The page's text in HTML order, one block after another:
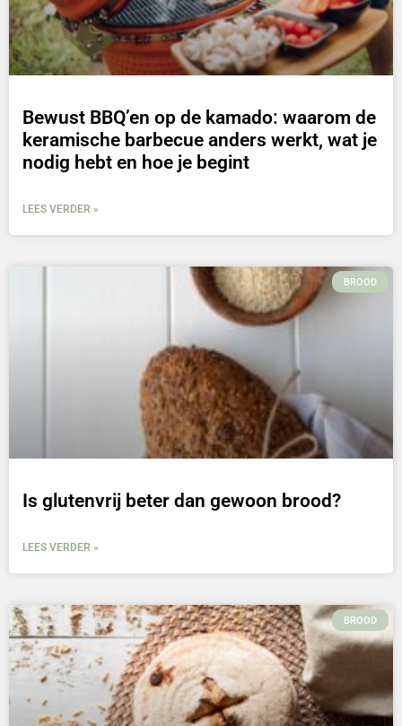
Bewust BBQ’en op de kamado: waarom de
keramische barbecue anders werkt, wat je
nodig hebt en hoe je begint
LEES VERDER »
BROOD
Is glutenvrij beter dan gewoon brood?
LEES VERDER »
BROOD